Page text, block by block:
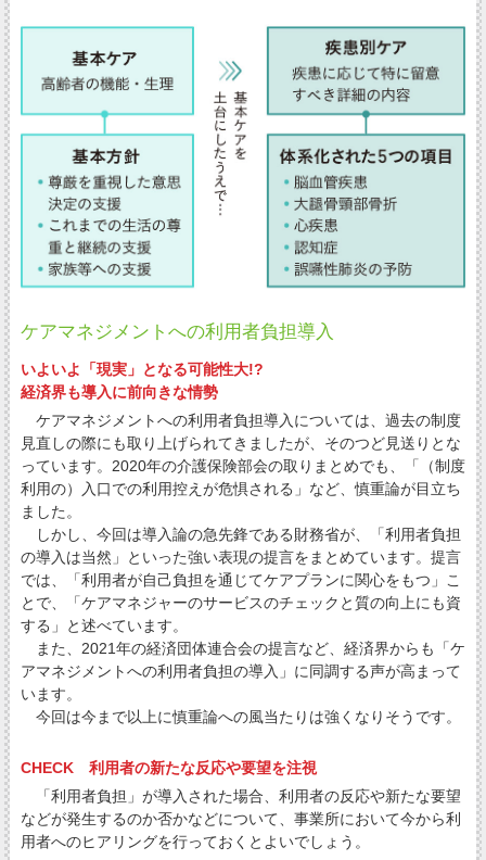
ケアマネジメントへの利用者負担導入
いよいよ「現実」となる可能性大!?
経済界も導入に前向きな情勢
ケアマネジメントへの利用者負担導入については、過去の制度
見直しの際にも取り上げられてきましたが、そのつど見送りとな
っています。2020年の介護保険部会の取りまとめでも、「（制度
利用の）入口での利用控えが危惧される」など、慎重論が目立ち
ました。
しかし、今回は導入論の急先鋒である財務省が、「利用者負担
の導入は当然」といった強い表現の提言をまとめています。提言
では、「利用者が自己負担を通じてケアプランに関心をもつ」こ
とで、「ケアマネジャーのサービスのチェックと質の向上にも資
する」と述べています。
また、2021年の経済団体連合会の提言など、経済界からも「ケ
アマネジメントへの利用者負担の導入」に同調する声が高まって
います。
今回は今まで以上に慎重論への風当たりは強くなりそうです。
CHECK 利用者の新たな反応や要望を注視
「利用者負担」が導入された場合、利用者の反応や新たな要望
などが発生するのか否かなどについて、事業所において今から利
用者へのヒアリングを行っておくとよいでしょう。